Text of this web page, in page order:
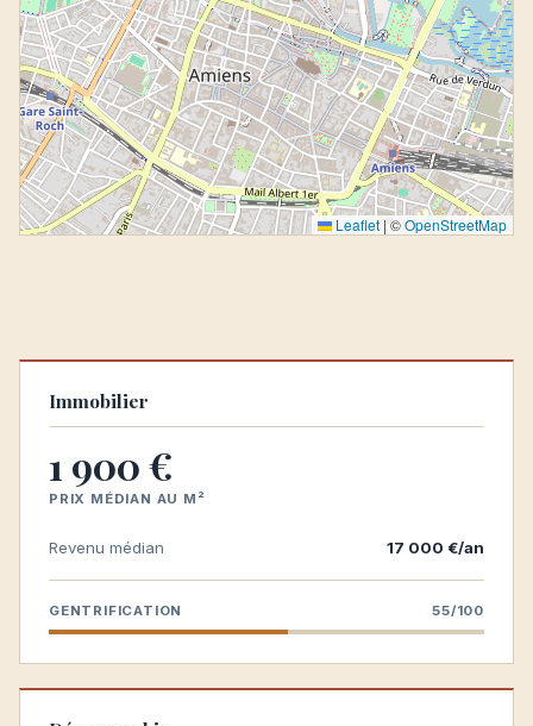
Leaflet | ©OpenStreetMap
Immobilier
1 900 €
PRIX MÉDIAN AU M²
Revenu médian 17 000 €/an
GENTRIFICATION 55/100